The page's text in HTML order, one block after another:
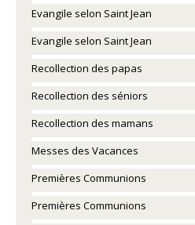
Evangile selon Saint Jean
Evangile selon Saint Jean
Recollection des papas
Recollection des séniors
Recollection des mamans
Messes des Vacances
Premières Communions
Premières Communions